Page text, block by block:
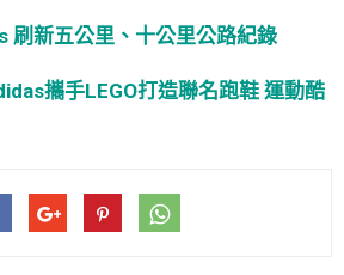
刷新五公里、十公里公路紀錄
攜手LEGO打造聯名跑鞋 運動酷